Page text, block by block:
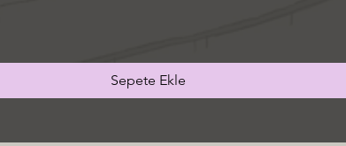
Sepete Ekle